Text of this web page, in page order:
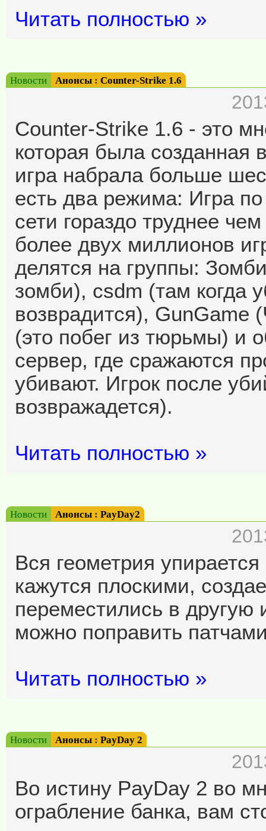
Читать полностью »
Новости Анонсы : Counter-Strike 1.6
Counter-Strike 1.6 - это
которая была созданная
игра набрала больше
есть два режима: Игра
сети гораздо труднее
более двух миллионов
делятся на группы:
зомби), csdm (там когда
возврадится), GunGame
(это побег из тюрьмы) и
сервер, где сражаются
убивают. Игрок после
возвражадется).
Читать полностью »
Новости Анонсы : PayDay2
Вся геометрия
кажутся плоскими,
переместились в другую
можно поправить
Читать полностью »
Новости Анонсы : PayDay 2
Во истину PayDay 2 во
ограбление банка, вам